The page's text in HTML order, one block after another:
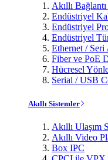
Akıllı Bağlantı
Endüstriyel
Endüstriyel
Endüstriyel
Ethernet / Seri
Fiber ve PoE
Hücresel
Serial / USB
Akıllı Sistemler
Akıllı Ulaşım
Akıllı Video
Box IPC